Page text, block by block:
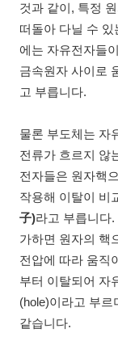
것과 같이, 특정
떠돌아 다닐 수 있
에는 자유전자들
금속원자 사이로
고 부릅니다.
물론 부도체는 자
전류가 흐르지 않
전자들은 원자핵
작용해 이탈이 비
子)라고 부릅니다
가하면 원자의 핵
전압에 따라 움직
부터 이탈되어 자
(hole)이라고 부
같습니다.